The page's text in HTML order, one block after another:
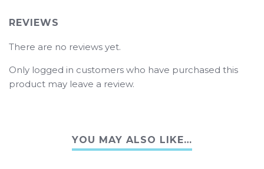
REVIEWS
There are no reviews yet.
Only logged in customers who have purchased this
product may leave a review.
YOU MAY ALSO LIKE…